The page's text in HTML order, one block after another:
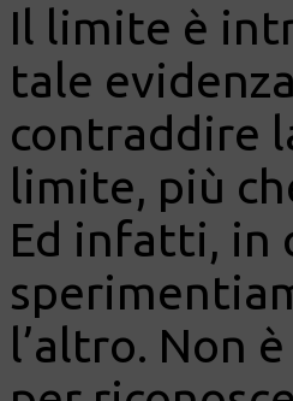
Il limite è
tale
contraddire
limite, più
Ed infatti, in
l’altro. Non